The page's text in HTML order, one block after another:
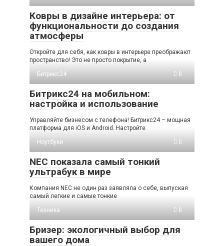
Ковры в дизайне интерьера: от
функциональности до создания
атмосферы
Откройте для себя, как ковры в интерьере преображают
пространство! Это не просто покрытие, а
Битрикс24
0
Битрикс24 на мобильном:
настройка и использование
Управляйте бизнесом с телефона! Битрикс24 – мощная
платформа для iOS и Android. Настройте
Ноутбуки
0
NEC показала самый тонкий
ультрабук в мире
Компания NEC не один раз заявляла о себе, выпуская
самый легкие и самые тонкие
Техника
0
Бризер: экологичный выбор для
вашего дома